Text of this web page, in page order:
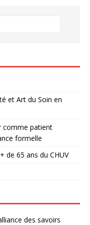
et Art du Soin en
comme patient
formelle
de 65 ans du CHUV
des savoirs